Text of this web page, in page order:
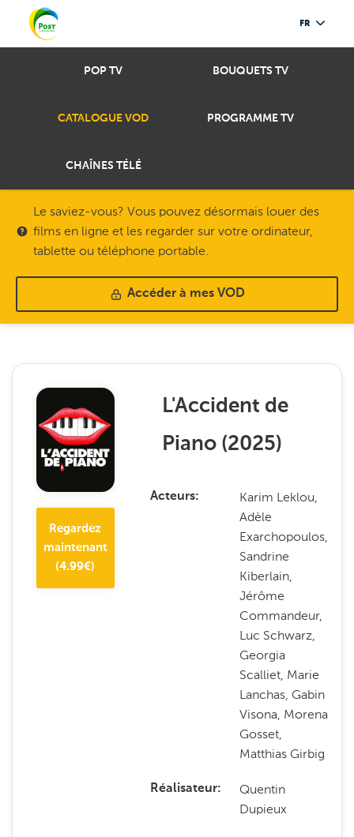
FR
POP TV BOUQUETS TV
CATALOGUE VOD PROGRAMME TV
CHAÎNES TÉLÉ
Le saviez-vous? Vous pouvez désormais louer des
films en ligne et les regarder sur votre ordinateur,
tablette ou téléphone portable.
Accéder à mes VOD
Regardez
maintenant
(4.99€)
L'Accident de
Piano (2025)
Acteurs
Karim Leklou,
Adèle
Exarchopoulos,
Sandrine
Kiberlain,
Jérôme
Commandeur,
Luc Schwarz,
Georgia
Scalliet, Marie
Lanchas, Gabin
Visona, Morena
Gosset,
Matthias Girbig
Réalisateur
Quentin
Dupieux